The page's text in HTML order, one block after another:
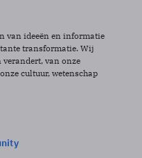
van ideeën en informatie
transformatie. Wij
verandert, van onze
cultuur, wetenschap